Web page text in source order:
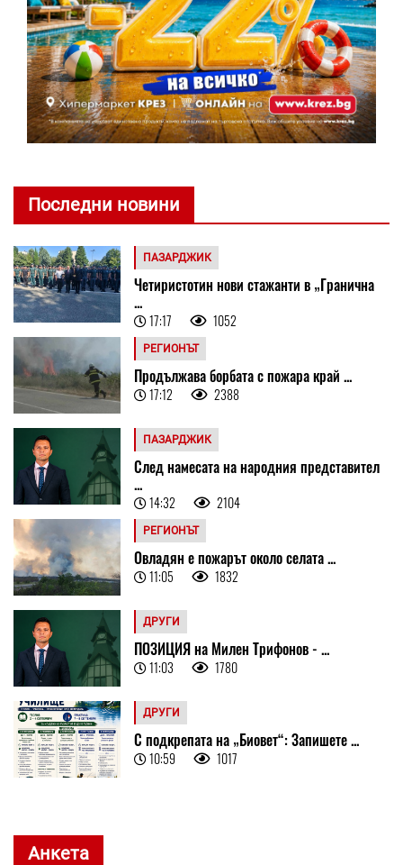
Последни новини
ПАЗАРДЖИК
Четиристотин нови стажанти в „Гранична
...
17:17 1052
РЕГИОНЪТ
Продължава борбата с пожара край ...
17:12 2388
ПАЗАРДЖИК
След намесата на народния представител
...
14:32 2104
РЕГИОНЪТ
Овладян е пожарът около селата ...
11:05 1832
ДРУГИ
ПОЗИЦИЯ на Милен Трифонов - ...
11:03 1780
ДРУГИ
С подкрепата на „Биовет“: Запишете ...
10:59 1017
Анкета